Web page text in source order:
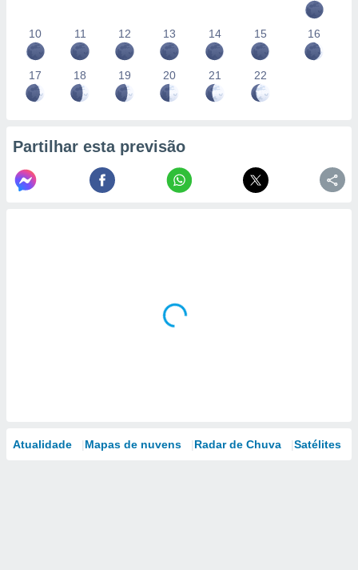
10 11 12 13 14 15 16
17 18 19 20 21 22
Partilhar esta previsão
Atualidade Mapas de nuvens Radar de Chuva Satélites